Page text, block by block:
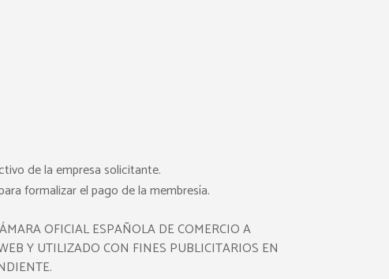
de la empresa solicitante.
formalizar el pago de la membresía.
OFICIAL ESPAÑOLA DE COMERCIO A
Y UTILIZADO CON FINES PUBLICITARIOS EN